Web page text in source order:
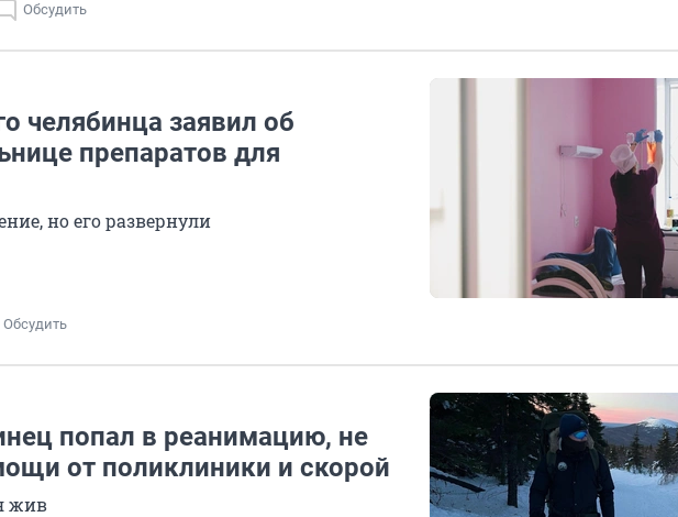
Обсудить
челябинца заявил об
препаратов для
но его развернули
Обсудить
попал в реанимацию, не
от поликлиники и скорой
жив